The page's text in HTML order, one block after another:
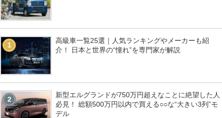
1
高級車一覧25選｜人気ランキングやメーカーも紹
介！ 日本と世界の“憧れ”を専門家が解説
2
新型エルグランドが750万円超えなことに絶望した人
必見！ 総額500万円以内で買える○○な“大きい3列”モ
デル